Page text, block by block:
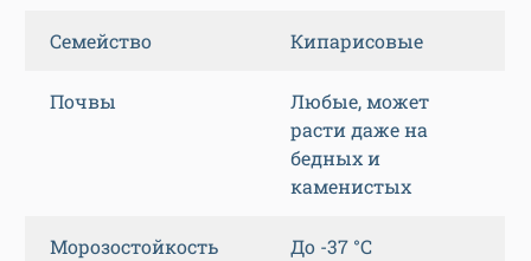
Семейство Кипарисовые
Почвы
Любые, может
расти даже на
бедных и
каменистых
Морозостойкость До -37 °C